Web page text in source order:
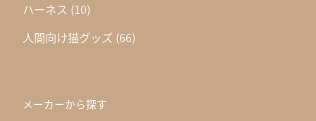
ハーネス (10)
人間向け猫グッズ (66)
メーカーから探す